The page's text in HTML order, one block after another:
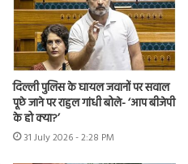
दिल्ली पुलिस के घायल जवानों पर सवाल
पूछे जाने पर राहुल गांधी बोले- ‘आप बीजेपी
के हो क्या?’
31 July 2026 - 2:28 PM